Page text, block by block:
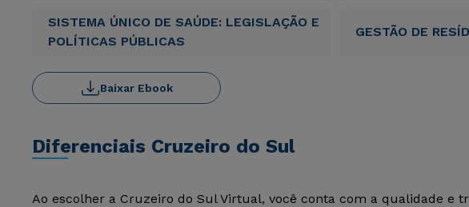
SISTEMA ÚNICO DE SAÚDE: LEGISLAÇÃO E
POLÍTICAS PÚBLICAS
GESTÃO DE
Baixar Ebook
Diferenciais Cruzeiro do Sul
Ao escolher a Cruzeiro do Sul Virtual, você conta com a qualidade e